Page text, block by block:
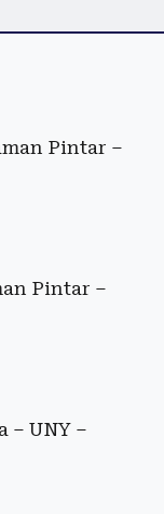
Pintar –
Pintar –
– UNY –